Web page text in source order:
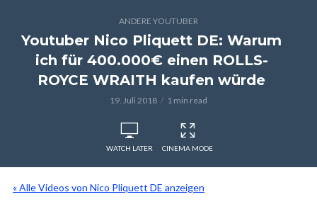
ANDERE YOUTUBER
Youtuber Nico Pliquett DE: Warum
ich für 400.000€ einen ROLLS-
ROYCE WRAITH kaufen würde
19. Juli 2018 1 min read
WATCH LATER CINEMA MODE
« Alle Videos von Nico Pliquett DE anzeigen